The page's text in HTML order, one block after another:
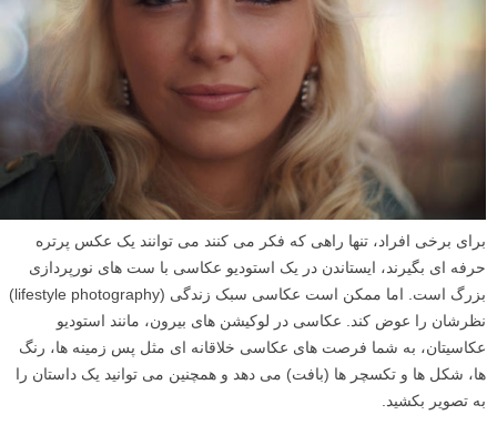
برای برخی افراد، تنها راهی که فکر می کنند می توانند یک عکس پرتره
حرفه ای بگیرند، ایستاندن در یک استودیو عکاسی با ست های نورپردازی
بزرگ است. اما ممکن است عکاسی سبک زندگی (lifestyle photography)
نظرشان را عوض کند. عکاسی در لوکیشن های بیرون، مانند استودیو
عکاسیتان، به شما فرصت های عکاسی خلاقانه ای مثل پس زمینه ها، رنگ
ها، شکل ها و تکسچر ها (بافت) می دهد و همچنین می توانید یک داستان را
به تصویر بکشید.